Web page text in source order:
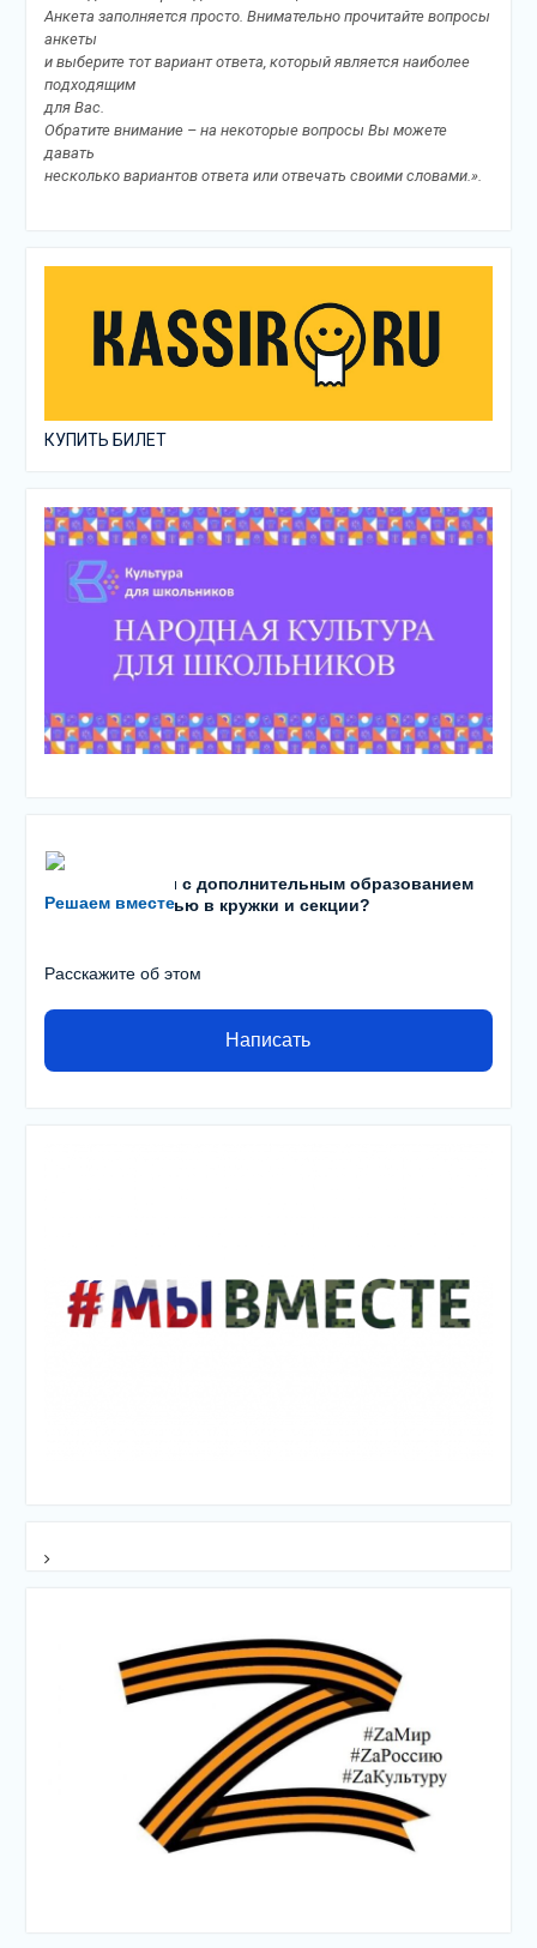
Анкета заполняется просто. Внимательно прочитайте вопросы
анкеты
и выберите тот вариант ответа, который является наиболее
подходящим
для Вас.
Обратите внимание – на некоторые вопросы Вы можете
давать
несколько вариантов ответа или отвечать своими словами.».
КУПИТЬ БИЛЕТ
Решаем вместе
Есть проблемы с дополнительным образованием
детей? С записью в кружки и секции?
Расскажите об этом
Написать